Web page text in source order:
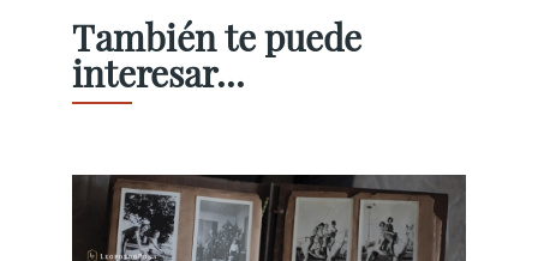
También te puede
interesar...